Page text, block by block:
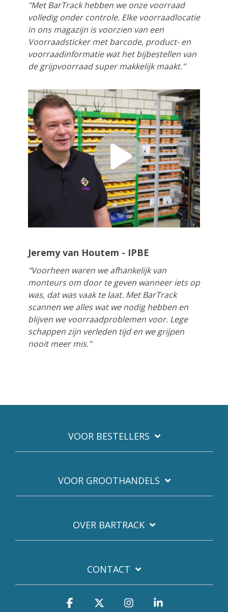
"Met BarTrack hebben we onze voorraad
volledig onder controle. Elke voorraadlocatie
in ons magazijn is voorzien van een
Voorraadsticker met barcode, product- en
voorraadinformatie wat het bijbestellen van
de grijpvoorraad super makkelijk maakt."
Jeremy van Houtem - IPBE
"Voorheen waren we afhankelijk van
monteurs om door te geven wanneer iets op
was, dat was vaak te laat. Met BarTrack
scannen we alles wat we nodig hebben en
blijven we voorraadproblemen voor. Lege
schappen zijn verleden tijd en we grijpen
nooit meer mis."
VOOR BESTELLERS
VOOR GROOTHANDELS
OVER BARTRACK
CONTACT
Facebook Instagram